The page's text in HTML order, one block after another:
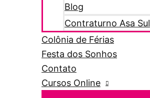
Blog
Contraturno Asa Sul
Colônia de Férias
Festa dos Sonhos
Contato
Cursos Online